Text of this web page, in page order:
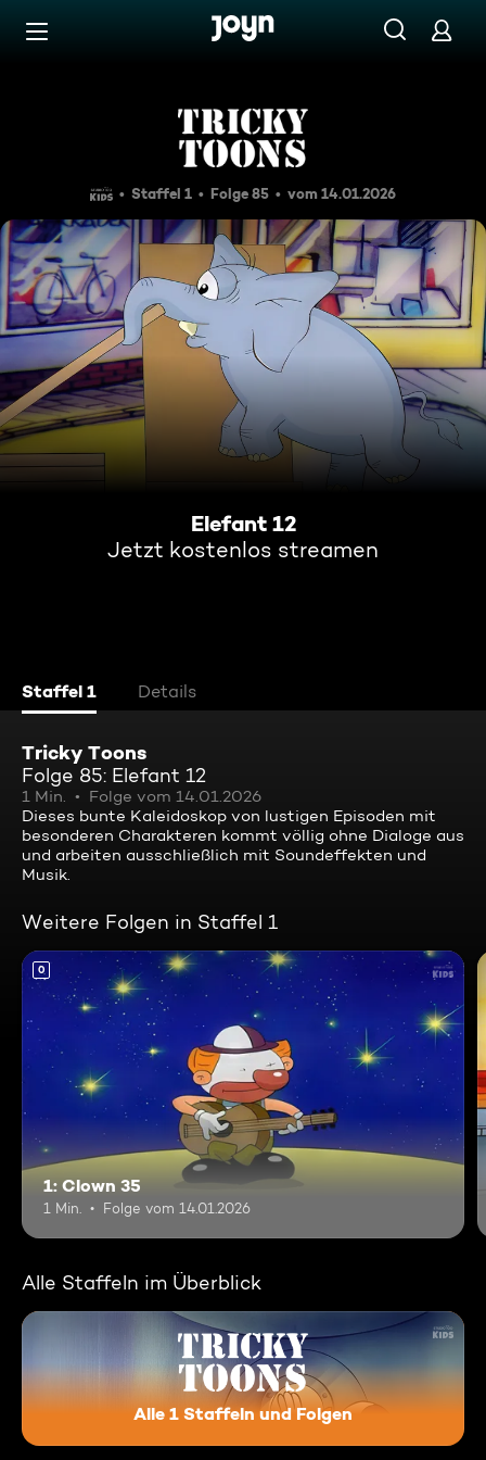
Zum Inhalt springen
Elefant 12
Staffel 1 Folge 85 vom 14.01.2026
Elefant 12
Jetzt kostenlos streamen
Staffel 1 Details
Tricky Toons
Folge 85: Elefant 12
1 Min.
Folge vom 14.01.2026
Dieses bunte Kaleidoskop von lustigen Episoden mit
besonderen Charakteren kommt völlig ohne Dialoge aus
und arbeiten ausschließlich mit Soundeffekten und
Musik.
Weitere Folgen in Staffel 1
0
1: Clown 35
1 Min. Folge vom 14.01.2026
Alle Staffeln im Überblick
Alle 1 Staffeln und Folgen